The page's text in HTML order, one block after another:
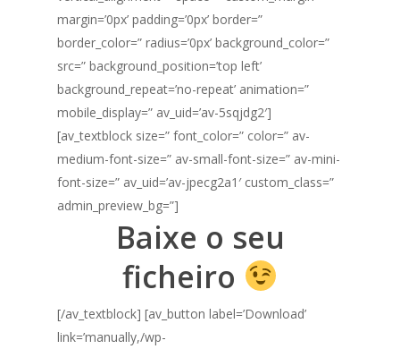
margin=’0px’ padding=’0px’ border=”
border_color=” radius=’0px’ background_color=”
src=” background_position=’top left’
background_repeat=’no-repeat’ animation=”
mobile_display=” av_uid=’av-5sqjdg2′]
[av_textblock size=” font_color=” color=” av-
medium-font-size=” av-small-font-size=” av-mini-
font-size=” av_uid=’av-jpecg2a1′ custom_class=”
admin_preview_bg=”]
Baixe o seu
ficheiro
[/av_textblock] [av_button label=’Download’
link=’manually,/wp-